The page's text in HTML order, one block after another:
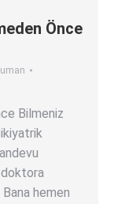
Önce
Bilmeniz
doktora
hemen